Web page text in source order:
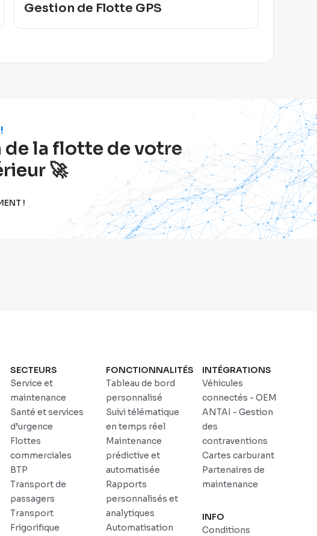
Gestion de Flotte GPS
de la flotte de votre
🚀
!
SECTEURS
Service et
maintenance
Santé et services
d’urgence
Flottes
commerciales
BTP
Transport de
passagers
Transport
Frigorifique
FONCTIONNALITÉS
Tableau de bord
personnalisé
Suivi télématique
en temps réel
Maintenance
prédictive et
automatisée
Rapports
personnalisés et
analytiques
Automatisation
INTÉGRATIONS
Véhicules
connectés - OEM
ANTAI - Gestion
des
contraventions
Cartes carburant
Partenaires de
maintenance
INFO
Conditions